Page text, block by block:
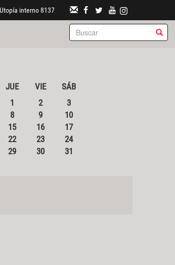
interno 8137
JUE VIE
SÁB
1
2
3
8 9
10
15 16
17
22 23
24
29 30 31